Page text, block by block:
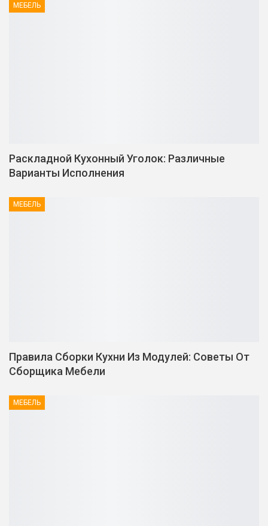
МЕБЕЛЬ
Раскладной Кухонный Уголок: Различные
Варианты Исполнения
МЕБЕЛЬ
Правила Сборки Кухни Из Модулей: Советы От
Сборщика Мебели
МЕБЕЛЬ